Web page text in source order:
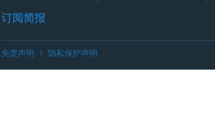
订阅简报
免责声明 隐私保护声明